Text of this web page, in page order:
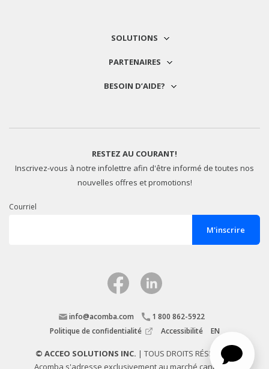
SOLUTIONS
PARTENAIRES
BESOIN D’AIDE?
RESTEZ AU COURANT!
Inscrivez-vous à notre infolettre afin d'être informé de toutes nos
nouvelles offres et promotions!
Courriel
info@acomba.com
1 800 862-5922
Politique de confidentialité
Accessibilité EN
© ACCEO SOLUTIONS INC. | TOUS DROITS RÉSERVÉS.
Acomba s'adresse exclusivement au marché canadien.